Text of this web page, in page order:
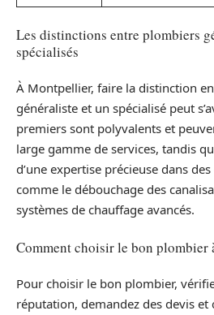
Les distinctions entre plombiers
spécialisés
À Montpellier, faire la distinction
généraliste et un spécialisé peut
premiers sont polyvalents et
large gamme de services, tandis
d’une expertise précieuse dans
comme le débouchage des
systèmes de chauffage avancés.
Comment choisir le bon plombier
Pour choisir le bon plombier,
réputation, demandez des devis et